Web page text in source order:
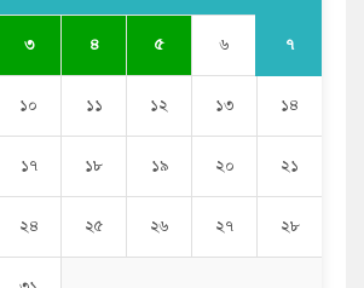
৩ ৪ ৫ ৬ ৭
১০ ১১ ১২ ১৩ ১৪
১৭ ১৮ ১৯ ২০ ২১
২৪ ২৫ ২৬ ২৭ ২৮